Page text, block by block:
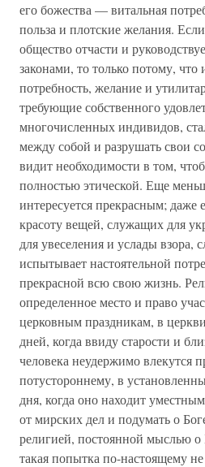
его божества — витальная
польза и плотские желания.
общество отчасти и
законами, то только потому, что
потребность, желание и
требующие собственного
многочисленных индивидов,
между собой и разрушать свои
видит необходимости в том,
полностью этической. Еще
интересуется прекрасным; даже
красоту вещей, служащих для
для увеселения и услады взора,
испытывает настоятельной
прекрасной всю свою жизнь.
определенное место и право
церковным праздникам, в
дней, когда ввиду старости и
человека неудержимо влекутся
потустороннему, в
дня, когда оно находит
от мирских дел и подумать о
религией, постоянной мыслью
такая попытка по-настоящему